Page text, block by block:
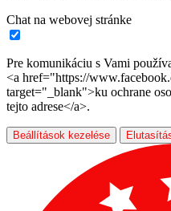
Chat na webovej stránke
Pre komunikáciu s Vami
<a href="https://
target="_blank">ku ochrane
tejto adrese</a>.
Beállítások kezelése